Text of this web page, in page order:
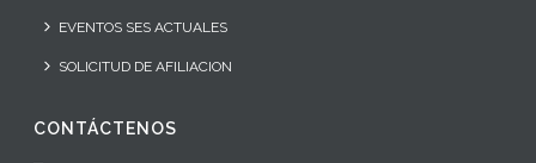
EVENTOS SES ACTUALES
SOLICITUD DE AFILIACION
CONTÁCTENOS